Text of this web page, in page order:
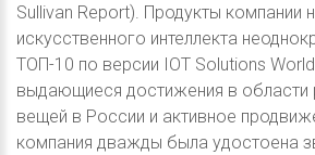
Sullivan Report). Продукты компании
искусственного интеллекта
ТОП-10 по версии IOT Solutions
выдающиеся достижения в области
вещей в России и активное
компания дважды была удостоена